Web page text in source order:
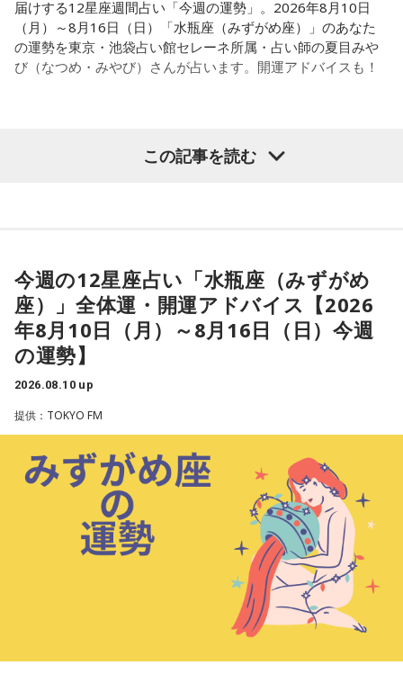
届けする12星座週間占い「今週の運勢」。2026年8月10日
（月）～8月16日（日）「水瓶座（みずがめ座）」のあなた
の運勢を東京・池袋占い館セレーネ所属・占い師の夏目みや
び（なつめ・みやび）さんが占います。開運アドバイスも！
★ワンポイントアドバイス★
パートナーや恋人との口喧嘩には特に気をつけて。カチンと
くるようなことを言われたとしても、いっときの感情任せの
ものだと思い、聞き流せるようにしましょう。
東京・池袋占い館セレーネ所属。メッセージ性の高い鑑定は
で個性が輝けるような占いを発信中。Yahoo!占い「マザー占
術」など数多くのコンテンツもリリース。
https://selene-uranai.com/
オンライン占いセレーネ：
https://online-uranai.jp/
この記事を読む
今週の12星座占い「水瓶座（みずがめ
座）」全体運・開運アドバイス【2026
年8月10日（月）～8月16日（日）今週
の運勢】
2026.08.10 up
提供：TOKYO FM